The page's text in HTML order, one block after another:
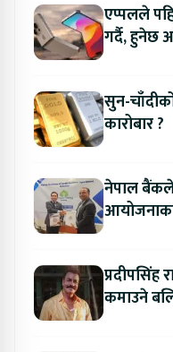
एप्पलले
गर्दै, हुनेछ
सुन-
कारोबार ?
नेपाल
आयोजनाका
प्रदीपसिंह
कमाउने